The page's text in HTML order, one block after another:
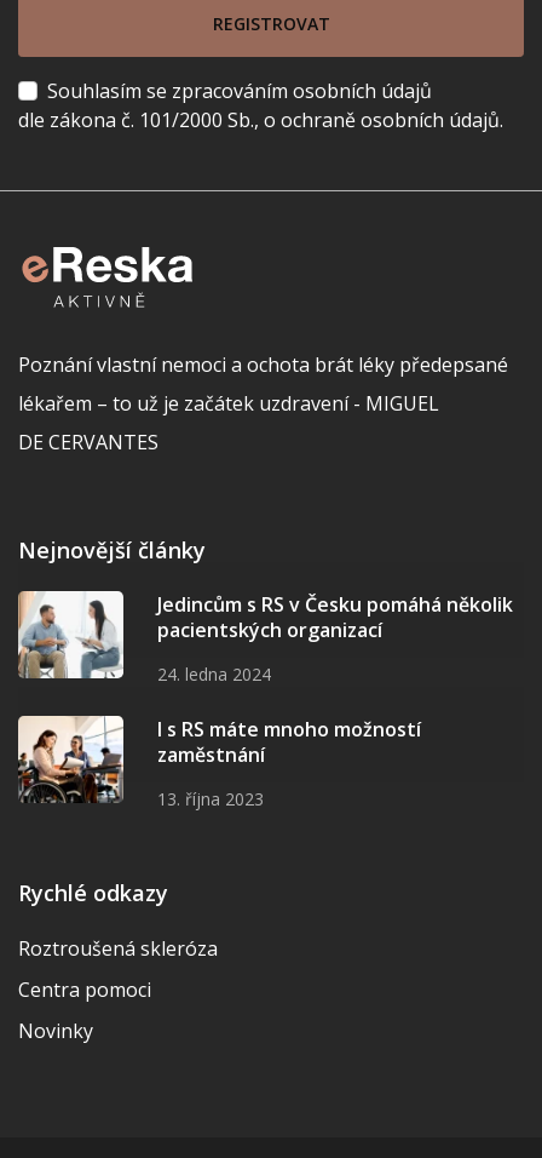
REGISTROVAT
Souhlasím se zpracováním osobních údajů
dle zákona č. 101/2000 Sb., o ochraně osobních údajů.
Poznání vlastní nemoci a ochota brát léky předepsané
lékařem – to už je začátek uzdravení - MIGUEL
DE CERVANTES
Nejnovější články
Jedincům s RS v Česku pomáhá několik
pacientských organizací
24. ledna 2024
I s RS máte mnoho možností
zaměstnání
13. října 2023
Rychlé odkazy
Roztroušená skleróza
Centra pomoci
Novinky